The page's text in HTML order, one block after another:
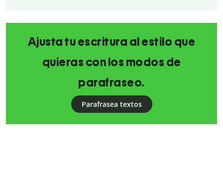
Ajusta tu escritura al estilo que
quieras con los modos de
parafraseo.
Parafrasea textos